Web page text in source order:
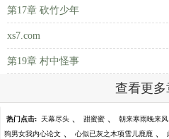
第17章 砍竹少年
xs7.com
第19章 村中怪事
查看更多
热门点击: 天幕尽头 、 甜蜜蜜 、 朝来寒雨晚来风
狗男女我内心论文 、 心似已灰之木项雪儿鹿鹿 、